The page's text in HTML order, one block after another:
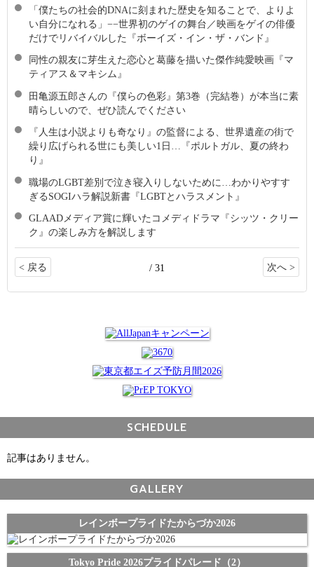
「僕たちの社会的DNAに刻まれた歴史を知ることで、よりよ
い自分になれる」−−世界初のゲイの舞台／映画をゲイの俳優
だけでリバイバルした『ボーイズ・イン・ザ・バンド』
同性の親友に芽生えた恋心と葛藤を描いた傑作純愛映画『マ
ティアス＆マキシム』
田亀源五郎さんの『僕らの色彩』第3巻（完結巻）が本当に素
晴らしいので、ぜひ読んでください
『人生は小説よりも奇なり』の監督による、世界遺産の街で
繰り広げられる世にも美しい1日…『ポルトガル、夏の終わ
り』
職場のLGBT差別で泣き寝入りしないために…わかりやすす
ぎるSOGIハラ解説新書『LGBTとハラスメント』
GLAADメディア賞に輝いたコメディドラマ『シッツ・クリー
ク』の楽しみ方を解説します
< 戻る / 31 次へ >
SCHEDULE
記事はありません。
GALLERY
レインボープライドたからづか2026
Tokyo Pride 2026プライドパレード（2）